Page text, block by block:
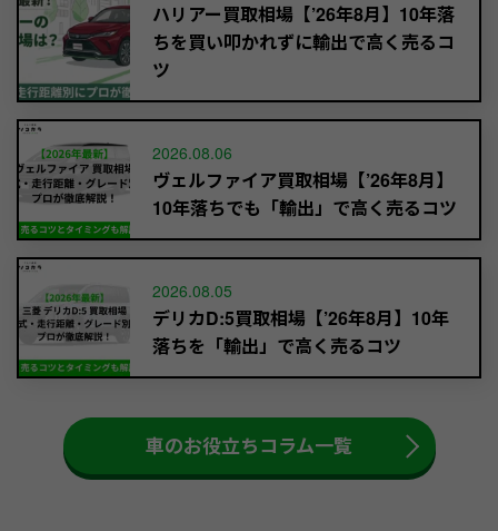
ハリアー買取相場【’26年8月】10年落
ちを買い叩かれずに輸出で高く売るコ
ツ
2026.08.06
ヴェルファイア買取相場【’26年8月】
10年落ちでも「輸出」で高く売るコツ
2026.08.05
デリカD:5買取相場【’26年8月】10年
落ちを「輸出」で高く売るコツ
車のお役立ちコラム一覧